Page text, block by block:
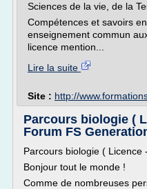
Sciences de la vie, de la
Compétences et savoirs
enseignement commun
licence mention...
Lire la suite
Site : http://
Parcours biologie (
Forum FS
Parcours biologie ( Licence
Bonjour tout le monde !
Comme de nombreuses